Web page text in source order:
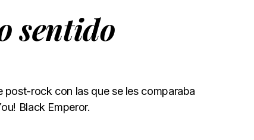
sentido
rock con las que se les comparaba
Black Emperor.